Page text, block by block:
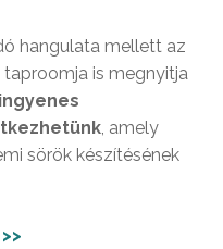
hangulata mellett az
is megnyitja
ingyenes
, amely
sörök készítésének